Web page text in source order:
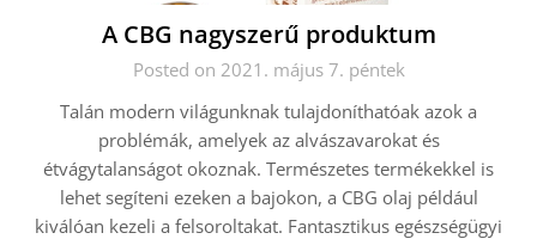
A CBG nagyszerű produktum
Posted on 2021. május 7. péntek
Talán modern világunknak tulajdoníthatóak azok a
problémák, amelyek az alvászavarokat és
étvágytalanságot okoznak. Természetes termékekkel is
lehet segíteni ezeken a bajokon, a CBG olaj például
kiválóan kezeli a felsoroltakat. Fantasztikus egészségügyi